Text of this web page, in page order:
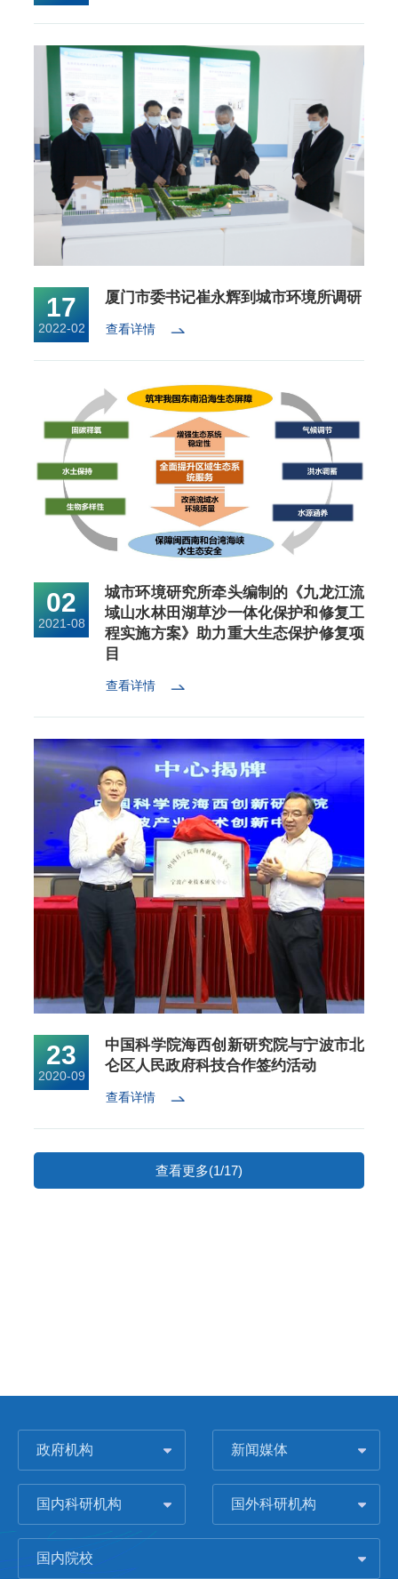
17
2022-02
厦门市委书记崔永辉到城市环境所调研
查看详情
02
2021-08
城市环境研究所牵头编制的《九龙江流
域山水林田湖草沙一体化保护和修复工
程实施方案》助力重大生态保护修复项
目
查看详情
23
2020-09
中国科学院海西创新研究院与宁波市北
仑区人民政府科技合作签约活动
查看详情
查看更多(1/17)
政府机构 新闻媒体
国内科研机构 国外科研机构
国内院校